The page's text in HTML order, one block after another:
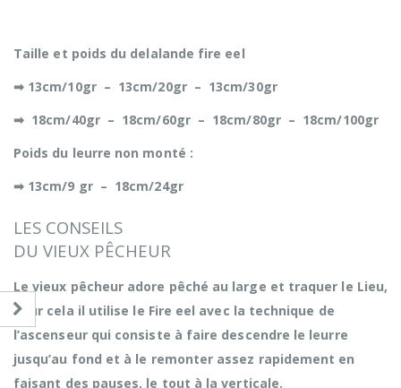
Taille et poids du delalande fire eel
➡ 13cm/10gr – 13cm/20gr – 13cm/30gr
➡ 18cm/40gr – 18cm/60gr – 18cm/80gr – 18cm/100gr
Poids du leurre non monté :
➡ 13cm/9 gr – 18cm/24gr
LES CONSEILS
DU VIEUX PÊCHEUR
Le vieux pêcheur adore pêché au large et traquer le Lieu,
pour cela il utilise le Fire eel avec la technique de
l’ascenseur qui consiste à faire descendre le leurre
jusqu’au fond et à le remonter assez rapidement en
faisant des pauses, le tout à la verticale.